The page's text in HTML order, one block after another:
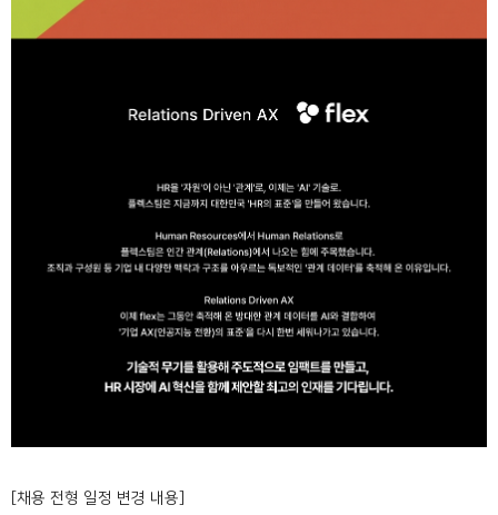
[채용 전형 일정 변경 내용]